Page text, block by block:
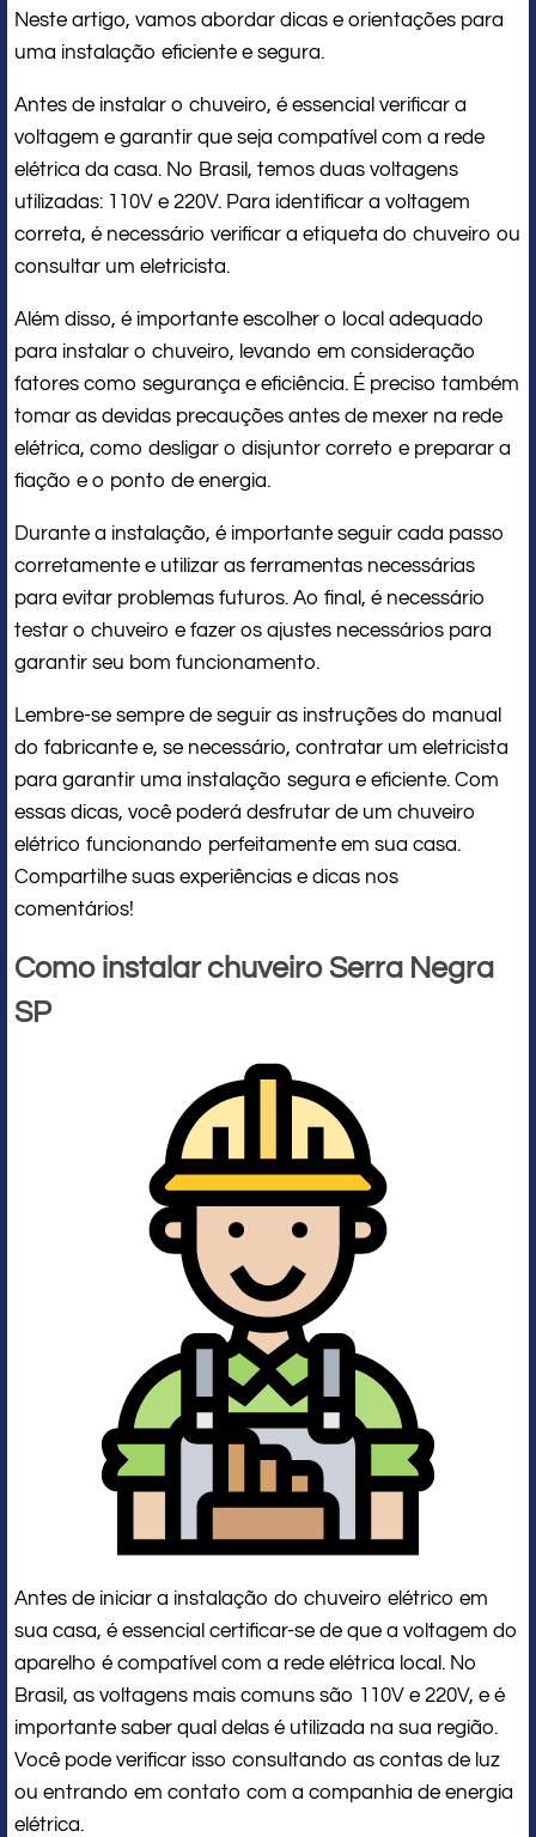
Neste artigo, vamos abordar dicas e orientações para
uma instalação eficiente e segura.
Antes de instalar o chuveiro, é essencial verificar a
voltagem e garantir que seja compatível com a rede
elétrica da casa. No Brasil, temos duas voltagens
utilizadas: 110V e 220V. Para identificar a voltagem
correta, é necessário verificar a etiqueta do chuveiro ou
consultar um eletricista.
Além disso, é importante escolher o local adequado
para instalar o chuveiro, levando em consideração
fatores como segurança e eficiência. É preciso também
tomar as devidas precauções antes de mexer na rede
elétrica, como desligar o disjuntor correto e preparar a
fiação e o ponto de energia.
Durante a instalação, é importante seguir cada passo
corretamente e utilizar as ferramentas necessárias
para evitar problemas futuros. Ao final, é necessário
testar o chuveiro e fazer os ajustes necessários para
garantir seu bom funcionamento.
Lembre-se sempre de seguir as instruções do manual
do fabricante e, se necessário, contratar um eletricista
para garantir uma instalação segura e eficiente. Com
essas dicas, você poderá desfrutar de um chuveiro
elétrico funcionando perfeitamente em sua casa.
Compartilhe suas experiências e dicas nos
comentários!
Como instalar chuveiro Serra Negra
SP
Antes de iniciar a instalação do chuveiro elétrico em
sua casa, é essencial certificar-se de que a voltagem do
aparelho é compatível com a rede elétrica local. No
Brasil, as voltagens mais comuns são 110V e 220V, e é
importante saber qual delas é utilizada na sua região.
Você pode verificar isso consultando as contas de luz
ou entrando em contato com a companhia de energia
elétrica.